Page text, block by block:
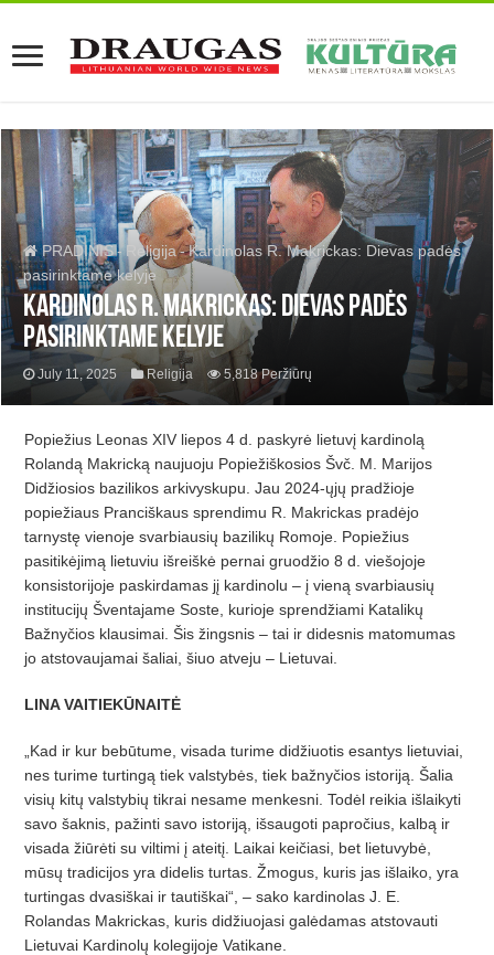
PRADINIS- Religija-Kardinolas R. Makrickas: Dievas padės
pasirinktame kelyje
Kardinolas R. Makrickas: Dievas padės
pasirinktame kelyje
July 11, 2025 Religija 5,818 Peržiūrų
Popiežius Leonas XIV liepos 4 d. paskyrė lietuvį kardinolą
Rolandą Makricką naujuoju Popiežiškosios Švč. M. Marijos
Didžiosios bazilikos arkivyskupu. Jau 2024-ųjų pradžioje
popiežiaus Pranciškaus sprendimu R. Makrickas pradėjo
tarnystę vienoje svarbiausių bazilikų Romoje. Popiežius
pasitikėjimą lietuviu išreiškė pernai gruodžio 8 d. viešojoje
konsistorijoje paskirdamas jį kardinolu – į vieną svarbiausių
institucijų Šventajame Soste, kurioje sprendžiami Katalikų
Bažnyčios klausimai. Šis žingsnis – tai ir didesnis matomumas
jo atstovaujamai šaliai, šiuo atveju – Lietuvai.
LINA VAITIEKŪNAITĖ
„Kad ir kur bebūtume, visada turime didžiuotis esantys lietuviai,
nes turime turtingą tiek valstybės, tiek bažnyčios istoriją. Šalia
visių kitų valstybių tikrai nesame menkesni. Todėl reikia išlaikyti
savo šaknis, pažinti savo istoriją, išsaugoti papročius, kalbą ir
visada žiūrėti su viltimi į ateitį. Laikai keičiasi, bet lietuvybė,
mūsų tradicijos yra didelis turtas. Žmogus, kuris jas išlaiko, yra
turtingas dvasiškai ir tautiškai“, – sako kardinolas J. E.
Rolandas Makrickas, kuris didžiuojasi galėdamas atstovauti
Lietuvai Kardinolų kolegijoje Vatikane.